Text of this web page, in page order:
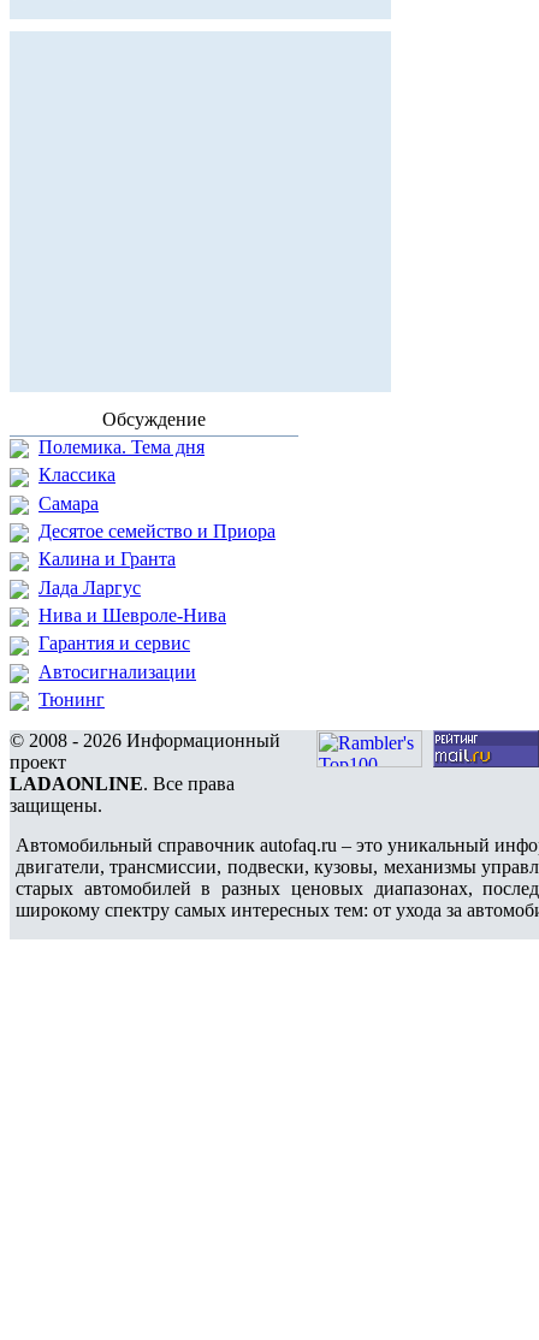
Обсуждение
Полемика. Тема дня
Классика
Самара
Десятое семейство и Приора
Калина и Гранта
Лада Ларгус
Нива и Шевроле-Нива
Гарантия и сервис
Автосигнализации
Тюнинг
© 2008 - 2026 Информационный
проект
LADAONLINE. Все права
защищены.
Автомобильный справочник autofaq.ru – это уникальный
двигатели, трансмиссии, подвески, кузовы, механизмы
старых автомобилей в разных ценовых диапазонах,
широкому спектру самых интересных тем: от ухода за